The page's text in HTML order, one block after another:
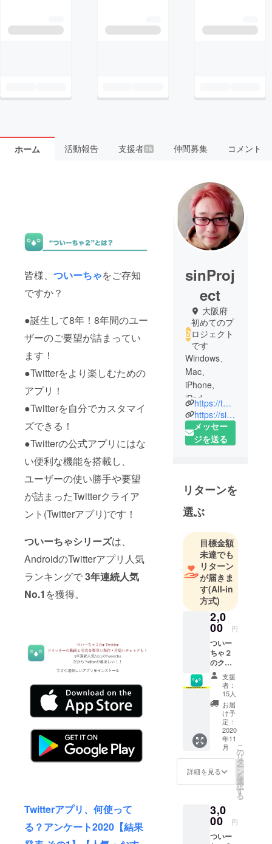
ホーム 活動報告 支援者 26 仲間募集 コメント
皆様、 ついーちゃをご存知
ですか？
●誕生して8年！8年間のユー
ザーのご要望が詰まってい
ます！
●Twitterをより楽しむための
アプリ！
●Twitterを自分でカスタマイ
ズできる！
●Twitterの公式アプリにはな
い便利な機能を搭載し、
ユーザーの使い勝手や要望
が詰まったTwitterクライア
ント(Twitterアプリ)です！
ついーちゃシリーズは、
AndroidのTwitterアプリ人気
ランキングで3年連続人気
No.1 を獲得。
Twitterアプリ、何使って
る？アンケート2020【結果
sinProj
ect
大阪府
初めてのプ
ロジェクト
です
Windows、
Mac、
iPhone,
iPad,
Android な
ど、あらゆ
るデバイス
リの構築に
取り組んで
います。
SNSのよう
なWebアプ
リの構築に
も取り組ん
でいます。
https://twitter.com/iam_o_sin
https://sinproject.net/
メッセー
ジを送る
リターンを
選ぶ
目標金額
未達でも
リターン
が届きま
す(All-in
方式)
2,0
00 円
ついー
ちゃ２
のクラ
ウド
ファン
ディン
グをた
だただ
応援し
たい人
向けの
リター
ンで
す。 お
礼の
メール
テッ
カーを
お送り
しま
支援
者：
15人
お届
け予
定：
2020
年11
月
詳細を見る
こ
の
リ
タ
ー
ン
を
選
択
す
る
3,0
00 円
ついー